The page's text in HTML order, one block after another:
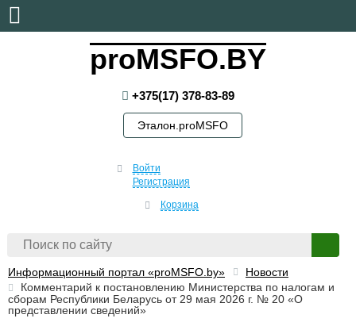
proMSFO.BY
+375(17) 378-83-89
Эталон.proMSFO
Войти
Регистрация
Корзина
Информационный портал «proMSFO.by»
Новости
Комментарий к постановлению Министерства по налогам и
сборам Республики Беларусь от 29 мая 2026 г. № 20 «О
представлении сведений»